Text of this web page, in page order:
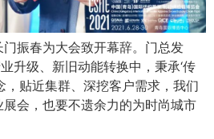
振春为大会致开幕辞。门总发
升级、新旧动能转换中，秉承‘传
，贴近集群、深挖客户需求，我们
会，也要不遗余力的为时尚城市